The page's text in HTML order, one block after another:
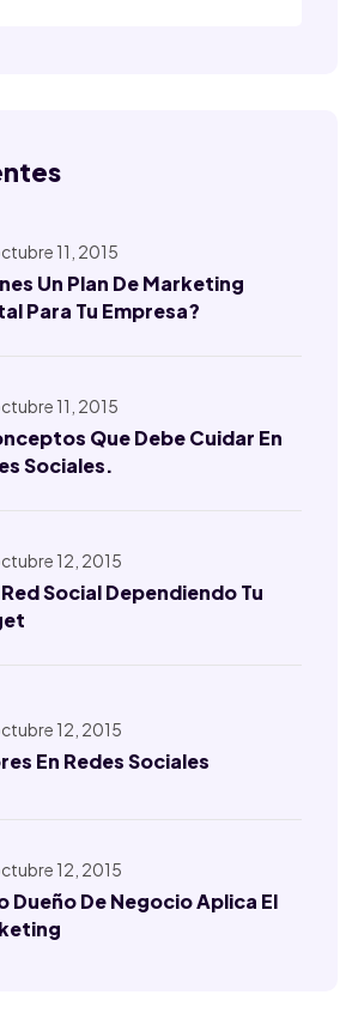
11, 2015
Un Plan De Marketing
Para Tu Empresa?
11, 2015
Que Debe Cuidar En
Sociales.
12, 2015
Social Dependiendo Tu
12, 2015
En Redes Sociales
12, 2015
Dueño De Negocio Aplica El